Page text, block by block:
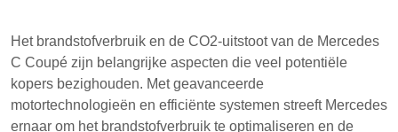
Het brandstofverbruik en de CO2-uitstoot van de Mercedes
C Coupé zijn belangrijke aspecten die veel potentiële
kopers bezighouden. Met geavanceerde
motortechnologieën en efficiënte systemen streeft Mercedes
ernaar om het brandstofverbruik te optimaliseren en de